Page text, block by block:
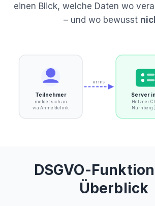
einen Blick, welche Daten wo
– und wo bewusst
Teilnehmer
meldet sich an
via Anmeldelink
HTTPS
Server
Hetzner
DSGVO-
Überblick